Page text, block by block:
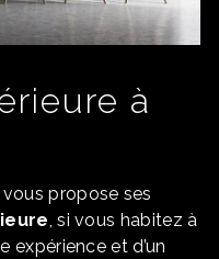
à
vous propose ses
, si vous habitez à
expérience et d’un